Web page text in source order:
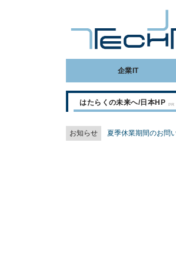
企業IT
はたらくの未来へ/日本HP
お知らせ 夏季休業期間のお問